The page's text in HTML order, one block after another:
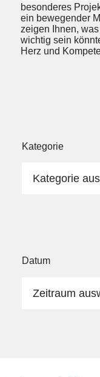
besonderes
ein bewegender
zeigen Ihnen,
wichtig sein
Herz und
Kategorie
Kategorie
Datum
Zeitraum